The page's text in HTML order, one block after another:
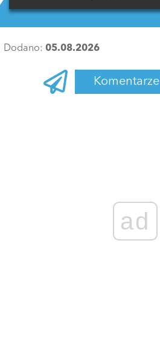
Dodano: 05.08.2026
Komentarze
ad